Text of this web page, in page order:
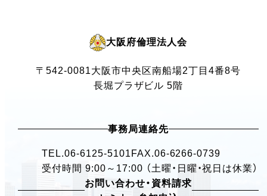
大阪府倫理法人会
〒542-0081大阪市中央区南船場2丁目4番8号
長堀プラザビル 5階
事務局連絡先
TEL.06-6125-5101 FAX.06-6266-0739
受付時間 9:00～17:00 （土曜・日曜・祝日は休業）
お問い合わせ・資料請求